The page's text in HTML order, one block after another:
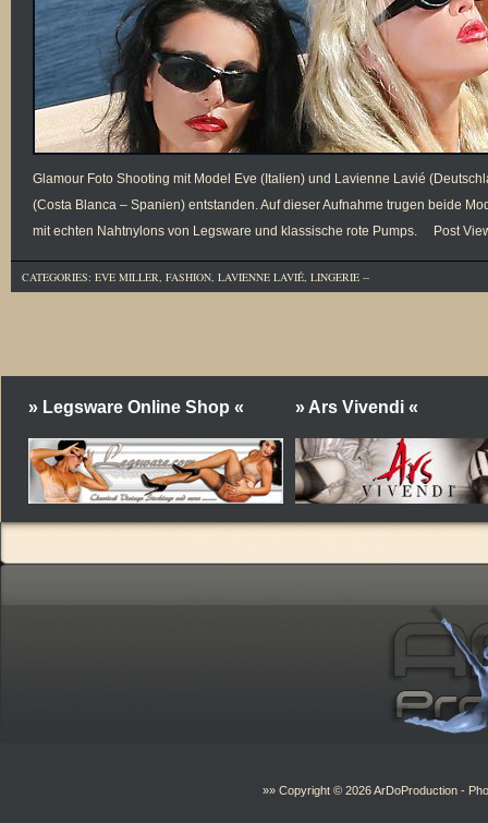
Glamour Foto Shooting mit Model Eve (Italien) und Lavienne Lavié
(Costa Blanca – Spanien) entstanden. Auf dieser Aufnahme trugen beide
mit echten Nahtnylons von Legsware und klassische rote Pumps. Post
CATEGORIES: EVE MILLER, FASHION, LAVIENNE LAVIÉ, LINGERIE --
» Legsware Online Shop « » Ars Vivendi «
»» Copyright © 2026ArDoProduction -